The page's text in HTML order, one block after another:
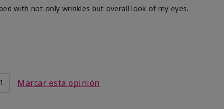
with not only wrinkles but overall look of my eyes.
1 Marcar esta opinión